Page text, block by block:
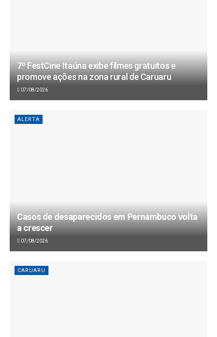
7º FestCine Itaúna exibe filmes gratuitos e
promove ações na zona rural de Caruaru
07/08/2026
ALERTA
Casos de desaparecidos em Pernambuco volta
a crescer
07/08/2026
CARUARU